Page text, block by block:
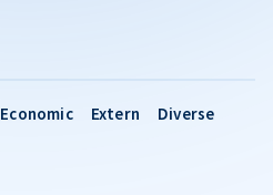
Economic Extern Diverse